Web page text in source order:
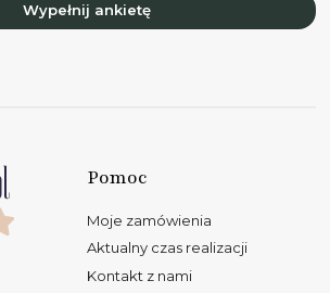
Wypełnij ankietę
Pomoc
Moje zamówienia
Aktualny czas realizacji
Kontakt z nami